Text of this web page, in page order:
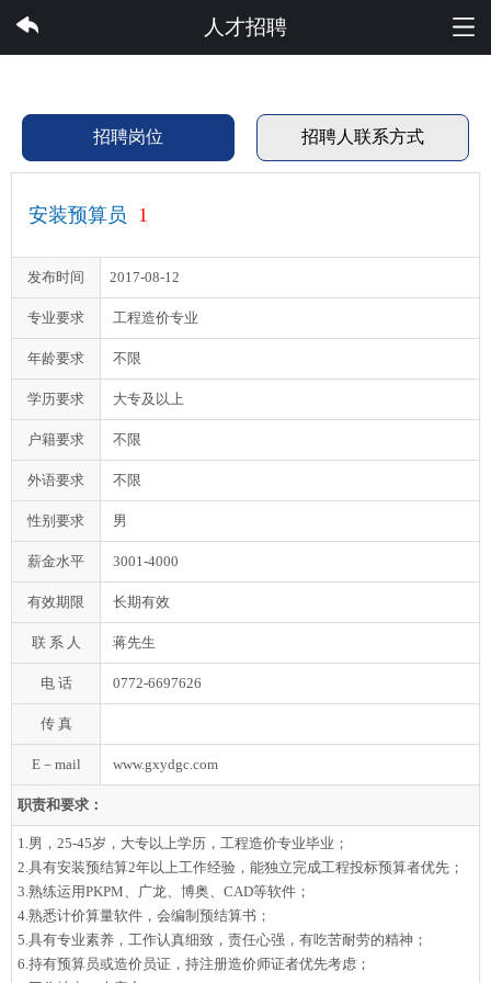
完美集团有限公司
人才招聘
招聘岗位 招聘人联系方式
安装预算员 1
发布时间 2017-08-12
专业要求 工程造价专业
年龄要求 不限
学历要求 大专及以上
户籍要求 不限
外语要求 不限
性别要求 男
薪金水平 3001-4000
有效期限 长期有效
联 系 人 蒋先生
电 话 0772-6697626
传 真
E－mail www.gxydgc.com
职责和要求：
1.男，25-45岁，大专以上学历，工程造价专业毕业；
2.具有安装预结算2年以上工作经验，能独立完成工程投标预算者优先；
3.熟练运用PKPM、广龙、博奥、CAD等软件；
4.熟悉计价算量软件，会编制预结算书；
5.具有专业素养，工作认真细致，责任心强，有吃苦耐劳的精神；
6.持有预算员或造价员证，持注册造价师证者优先考虑；